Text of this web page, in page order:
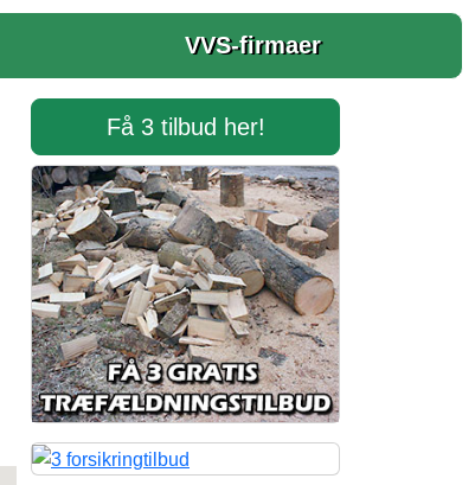
VVS-firmaer
Få 3 tilbud her!